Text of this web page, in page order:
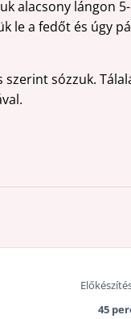
alacsony lángon
le a fedőt és úgy
szerint sózzuk.
45